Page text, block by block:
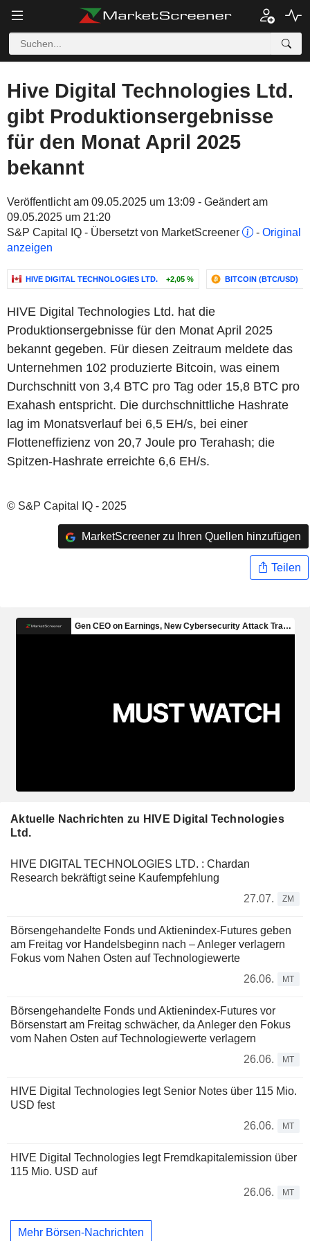
Hive Digital Technologies Ltd.
gibt Produktionsergebnisse
für den Monat April 2025
bekannt
Veröffentlicht am 09.05.2025 um 13:09 - Geändert am
09.05.2025 um 21:20
S&P Capital IQ - Übersetzt von MarketScreener
- Original
anzeigen
HIVE DIGITAL TECHNOLOGIES LTD. +2,05 % BITCOIN (BTC/USD)
HIVE Digital Technologies Ltd. hat die
Produktionsergebnisse für den Monat April 2025
bekannt gegeben. Für diesen Zeitraum meldete das
Unternehmen 102 produzierte Bitcoin, was einem
Durchschnitt von 3,4 BTC pro Tag oder 15,8 BTC pro
Exahash entspricht. Die durchschnittliche Hashrate
lag im Monatsverlauf bei 6,5 EH/s, bei einer
Flotteneffizienz von 20,7 Joule pro Terahash; die
Spitzen-Hashrate erreichte 6,6 EH/s.
© S&P Capital IQ - 2025
MarketScreener zu Ihren Quellen hinzufügen
Teilen
Aktuelle Nachrichten zu HIVE Digital Technologies
Ltd.
HIVE DIGITAL TECHNOLOGIES LTD. : Chardan
Research bekräftigt seine Kaufempfehlung
27.07.
ZM
Börsengehandelte Fonds und Aktienindex-Futures geben
am Freitag vor Handelsbeginn nach – Anleger verlagern
Fokus vom Nahen Osten auf Technologiewerte
26.06.
MT
Börsengehandelte Fonds und Aktienindex-Futures vor
Börsenstart am Freitag schwächer, da Anleger den Fokus
vom Nahen Osten auf Technologiewerte verlagern
26.06.
MT
HIVE Digital Technologies legt Senior Notes über 115 Mio.
USD fest
26.06.
MT
HIVE Digital Technologies legt Fremdkapitalemission über
115 Mio. USD auf
26.06.
MT
Mehr Börsen-Nachrichten